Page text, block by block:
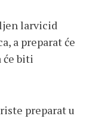
larvicid
a preparat će
će biti
preparat u